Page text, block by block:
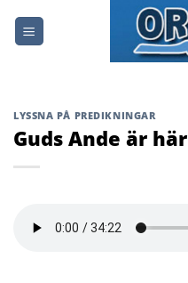
LYSSNA PÅ PREDIKNINGAR
Guds Ande är här